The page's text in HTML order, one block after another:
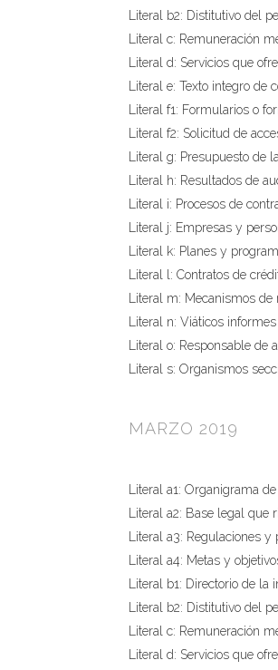
Literal b2: Distitutivo del
Literal c: Remuneración
Literal d: Servicios que
Literal e: Texto integro de
Literal f1: Formularios o
Literal f2: Solicitud de
Literal g: Presupuesto de
Literal h: Resultados de
Literal i: Procesos de
Literal j: Empresas y
Literal k: Planes y
Literal l: Contratos de
Literal m: Mecanismos
Literal n: Viáticos
Literal o: Responsable
Literal s: Organismos
MARZO 2019
Literal a1: Organigrama
Literal a2: Base legal que
Literal a3: Regulaciones
Literal a4: Metas y
Literal b1: Directorio de la
Literal b2: Distitutivo del
Literal c: Remuneración
Literal d: Servicios que